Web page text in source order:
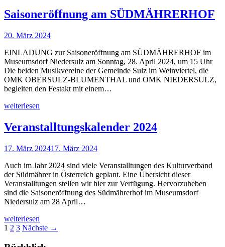
Saisoneröffnung am SÜDMÄHRERHOF
20. März 2024
EINLADUNG zur Saisoneröffnung am SÜDMÄHRERHOF im
Museumsdorf Niedersulz am Sonntag, 28. April 2024, um 15 Uhr
Die beiden Musikvereine der Gemeinde Sulz im Weinviertel, die
OMK OBERSULZ-BLUMENTHAL und OMK NIEDERSULZ,
begleiten den Festakt mit einem…
weiterlesen
Veranstalltungskalender 2024
17. März 202417. März 2024
Auch im Jahr 2024 sind viele Veranstalltungen des Kulturverband
der Südmährer in Österreich geplant. Eine Übersicht dieser
Veranstalltungen stellen wir hier zur Verfügung. Hervorzuheben
sind die Saisoneröffnung des Südmährerhof im Museumsdorf
Niedersulz am 28 April…
weiterlesen
1 2 3 Nächste →